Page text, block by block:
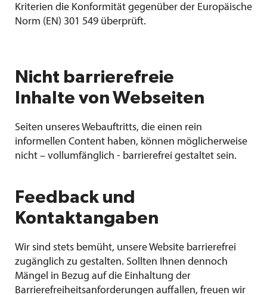
Kriterien die Konformität gegenüber der Europäische
Norm (EN) 301 549 überprüft.
Nicht barrierefreie
Inhalte von Webseiten
Seiten unseres Webauftritts, die einen rein
informellen Content haben, können möglicherweise
nicht – vollumfänglich - barrierefrei gestaltet sein.
Feedback und
Kontaktangaben
Wir sind stets bemüht, unsere Website barrierefrei
zugänglich zu gestalten. Sollten Ihnen dennoch
Mängel in Bezug auf die Einhaltung der
Barrierefreiheitsanforderungen auffallen, freuen wir